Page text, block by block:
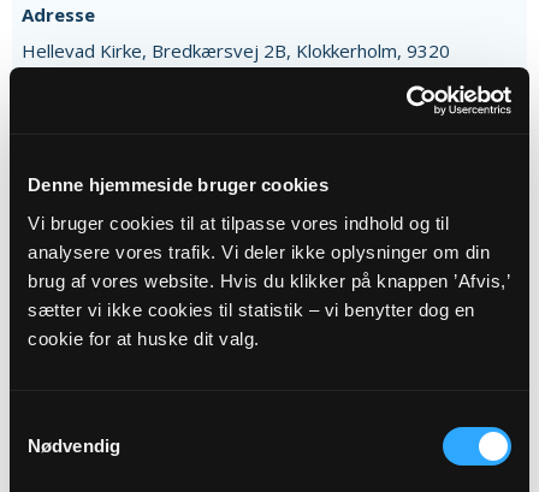
Denne hjemmeside bruger cookies
Vi bruger cookies til at tilpasse vores indhold og til
analysere vores trafik. Vi deler ikke oplysninger om din
brug af vores website. Hvis du klikker på knappen ’Afvis,’
sætter vi ikke cookies til statistik – vi benytter dog en
cookie for at huske dit valg.
Nødvendig
Adresse
Hellevad Kirke, Bredkærsvej 2B, Klokkerholm, 9320
Aftenmusik med den svenske folketone Midt i januar spiller
skumringen med musik fra den svenske folketone på orglet
i Hellevad Kirke i Klokkerholm. Efter en dag på jobbet og
inden aftenens gøremål kan en lille musikpause i
kirkerummet være et kærkomment helle og et afbræk i
hverdagen. Det er i hvert fald tanken, når organist Lasse
en særlig blanding af lys og melankoli, hvor melodierne
folder sig ud i nordisk klarhed og eftertænksomhed. De er